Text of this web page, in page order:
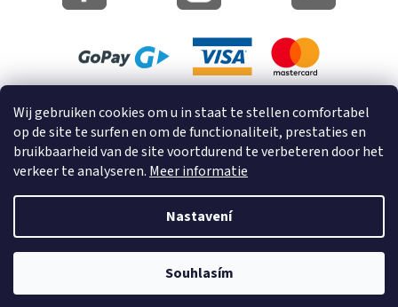
Wij gebruiken cookies om u in staat te stellen comfortabel
op de site te surfen en om de functionaliteit, prestaties en
bruikbaarheid van de site voortdurend te verbeteren door het
verkeer te analyseren. Meer informatie
Nastavení
Souhlasím
Informatie over cookies
© 2023 GRUND a.s.
Vytvořil Shoptet
Copyright 2026GrundHome.nl. Všechna práva vyhrazena.